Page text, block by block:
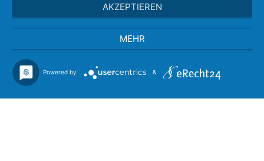
AKZEPTIEREN
MEHR
Powered by &